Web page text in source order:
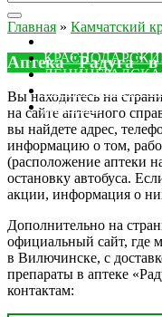
ДРУГИЕ
Главная » Камчатский
Аптека "Радуга"
Вы находитесь на
на сайте аптечного
вы найдете адрес,
информацию о том,
(расположение аптеки
остановку автобуса.
акции, информация о
Дополнительно на
официальный сайт, где
в Вилючинске, с
препараты в аптеке
контактам: